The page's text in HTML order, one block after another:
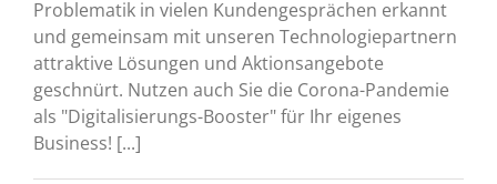
Problematik in vielen Kundengesprächen erkannt
und gemeinsam mit unseren Technologiepartnern
attraktive Lösungen und Aktionsangebote
geschnürt. Nutzen auch Sie die Corona-Pandemie
als "Digitalisierungs-Booster" für Ihr eigenes
Business! [...]